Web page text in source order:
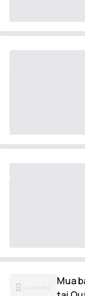
Mua